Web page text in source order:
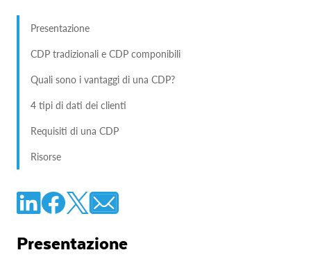
Presentazione
CDP tradizionali e CDP componibili
Quali sono i vantaggi di una CDP?
4 tipi di dati dei clienti
Requisiti di una CDP
Risorse
Presentazione